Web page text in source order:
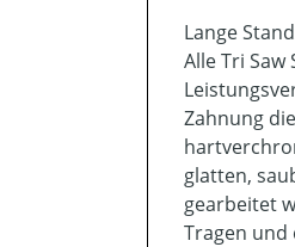
Lange
Alle Tri
Zahnung
glatten,
gearbeitet
Tragen und